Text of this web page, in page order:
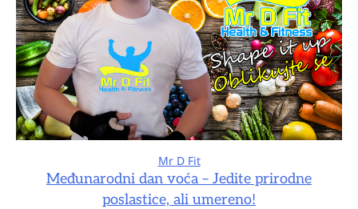
Mr D Fit
Međunarodni dan voća – Jedite prirodne
poslastice, ali umereno!